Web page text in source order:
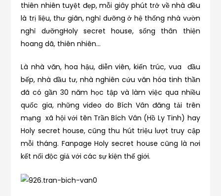
thiên nhiên tuyệt đẹp, mỗi giây phút trở về nhà đều
là trị liệu, thư giãn, nghỉ dưỡng ở hệ thống nhà vườn
nghỉ dưỡngHoly secret house, sống thân thiện
hoang dã, thiên nhiên…
Là nhà văn, hoa hậu, diễn viên, kiến trúc, vua đầu
bếp, nhà đầu tư, nhà nghiên cứu văn hóa tinh thần
đã có gần 30 năm học tập và làm việc qua nhiều
quốc gia, những video do Bích Vân đăng tải trên
mạng xã hội với tên Trần Bích Vân (Hồ Ly Tinh) hay
Holy secret house, cũng thu hút triệu lượt truy cập
mỗi tháng. Fanpage Holy secret house cũng là nơi
kết nối độc giả với các sự kiện thế giới.